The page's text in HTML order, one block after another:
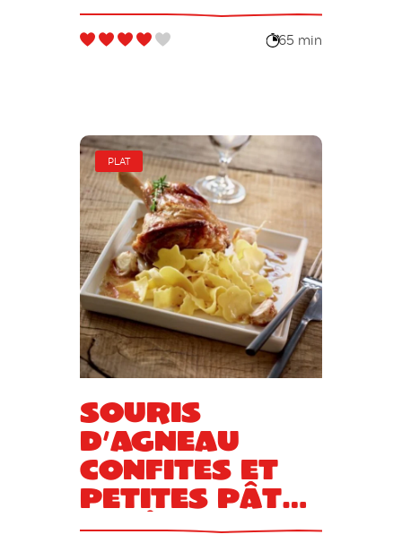
65 min
PLAT
Souris
d’agneau
confites et
petites pâtes
fraîches